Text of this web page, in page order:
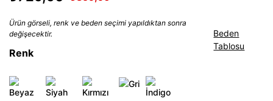
Ürün görseli, renk ve beden seçimi yapıldıktan sonra
değişecektir.
Renk
Beden
Tablosu